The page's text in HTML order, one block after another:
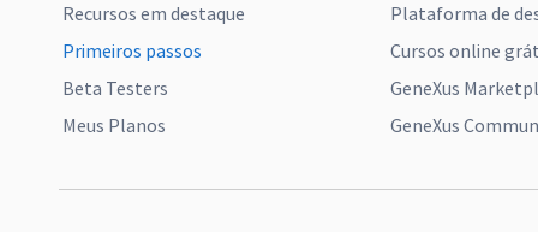
Recursos em destaque
Primeiros passos
Beta Testers
Meus Planos
Plataforma de
Cursos online
GeneXus
GeneXus